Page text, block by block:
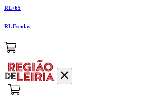
RL+65
RL Escolas